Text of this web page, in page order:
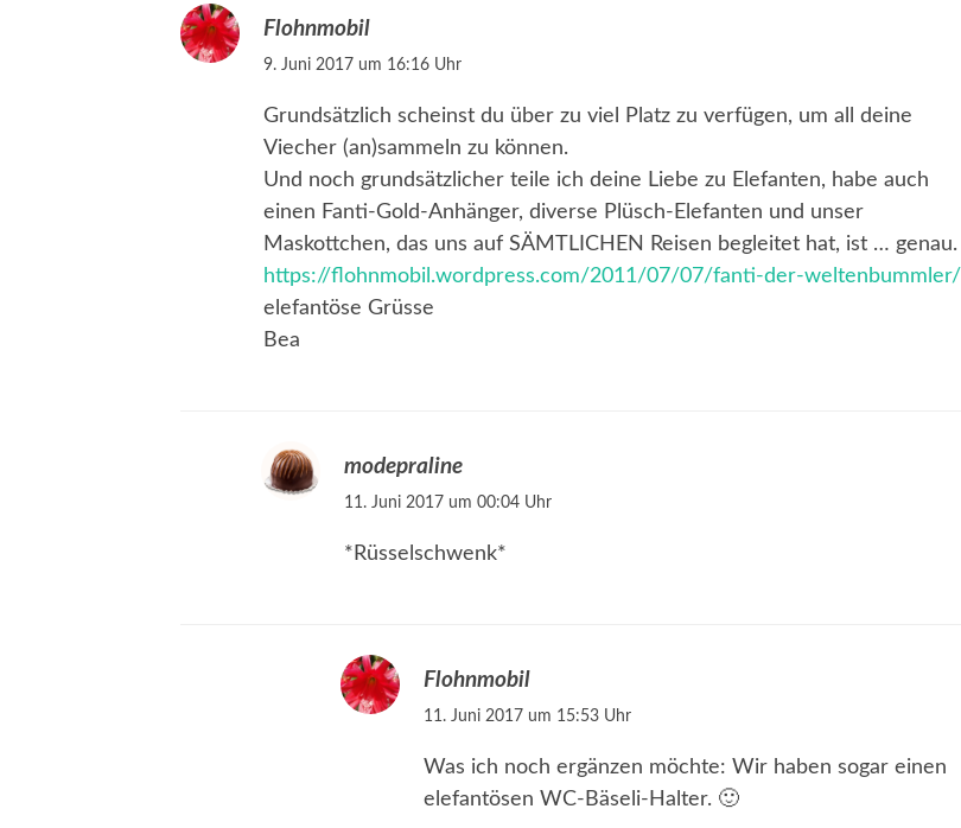
Flohnmobil
9. Juni 2017 um 16:16 Uhr
Grundsätzlich scheinst du über zu viel Platz zu verfügen, um all deine
Viecher (an)sammeln zu können.
Und noch grundsätzlicher teile ich deine Liebe zu Elefanten, habe auch
einen Fanti-Gold-Anhänger, diverse Plüsch-Elefanten und unser
Maskottchen, das uns auf SÄMTLICHEN Reisen begleitet hat, ist … genau.
https://flohnmobil.wordpress.com/2011/07/07/fanti-der-weltenbummler/
elefantöse Grüsse
Bea
modepraline
11. Juni 2017 um 00:04 Uhr
*Rüsselschwenk*
Flohnmobil
11. Juni 2017 um 15:53 Uhr
Was ich noch ergänzen möchte: Wir haben sogar einen
elefantösen WC-Bäseli-Halter. 🙂